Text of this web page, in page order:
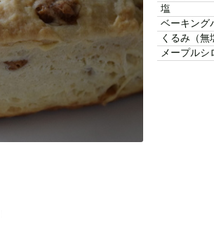
塩
ベーキング
くるみ（無
メープルシ